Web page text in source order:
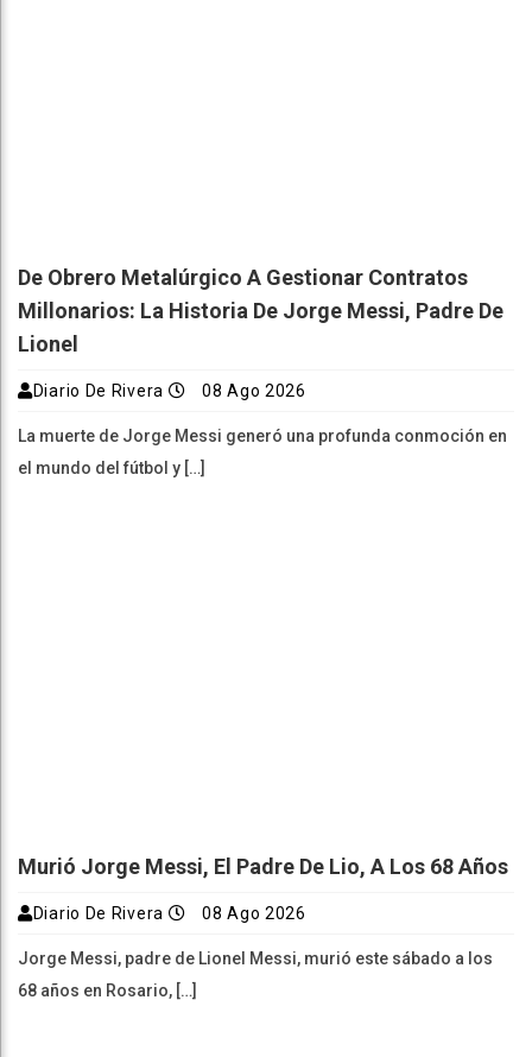
De Obrero Metalúrgico A Gestionar Contratos
Millonarios: La Historia De Jorge Messi, Padre De
Lionel
Diario De Rivera 08 Ago 2026
La muerte de Jorge Messi generó una profunda conmoción en
el mundo del fútbol y […]
Murió Jorge Messi, El Padre De Lio, A Los 68 Años
Diario De Rivera 08 Ago 2026
Jorge Messi, padre de Lionel Messi, murió este sábado a los
68 años en Rosario, […]